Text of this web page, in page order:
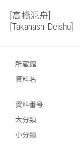
[高橋泥舟]
[Takahashi Deishu]
所蔵館
資料名
資料番号
大分類
小分類